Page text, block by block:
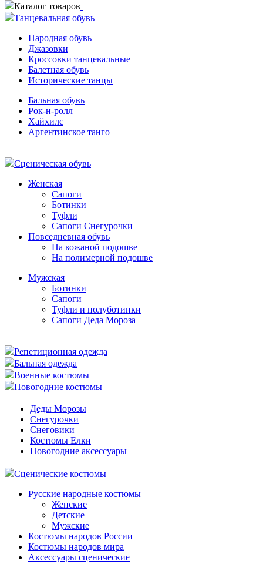
Каталог товаров
Танцевальная обувь
Народная обувь
Джазовки
Кроссовки танцевальные
Балетная обувь
Исторические танцы
Бальная обувь
Рок-н-ролл
Хайхилс
Аргентинское танго
Сценическая обувь
Женская
Сапоги
Ботинки
Туфли
Сапоги Снегурочки
Повседневная обувь
На кожаной подошве
На полимерной подошве
Мужская
Ботинки
Сапоги
Туфли и полуботинки
Сапоги Деда Мороза
Репетиционная одежда
Бальная одежда
Военные костюмы
Новогодние костюмы
Деды Морозы
Снегурочки
Снеговики
Костюмы Елки
Новогодние аксессуары
Сценические костюмы
Русские народные костюмы
Женские
Детские
Мужские
Костюмы народов России
Костюмы народов мира
Аксессуары сценические